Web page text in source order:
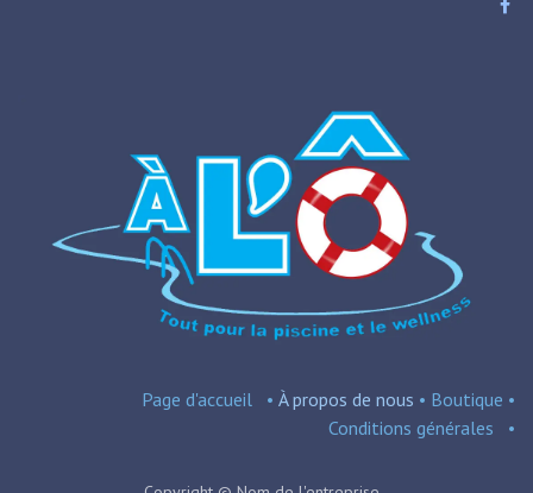
Page d'accueil • À propos de nous • Boutique •
Conditions générales •